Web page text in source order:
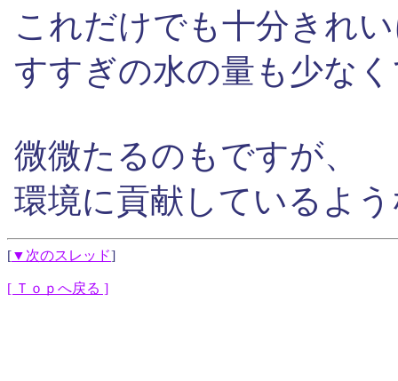
これだけでも十分きれ
すすぎの水の量も少な
微微たるのもですが、
環境に貢献しているよ
[▼次のスレッド]
[ Ｔｏｐへ戻る ]